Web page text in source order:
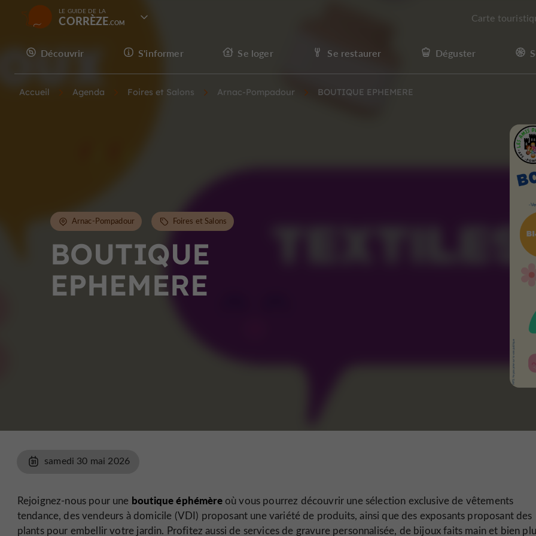
LE GUIDE DE LA
CORRÈZE Carte
Découvrir S'informer Se loger Se restaurer Déguster
Accueil Agenda Foires et Salons Arnac-Pompadour BOUTIQUE EPHEMERE
BOUTIQUE
EPHEMERE
Arnac-Pompadour Foires et Salons
samedi 30 mai 2026
Rejoignez-nous pour une boutique éphémèreoù vous pourrez découvrir une sélection exclusive de vêtements
tendance, des vendeurs à domicile (VDI) proposant une variété de produits, ainsi que des exposants proposant des
plants pour embellir votre jardin. Profitez aussi de services de gravure personnalisée, de bijoux faits main et bien